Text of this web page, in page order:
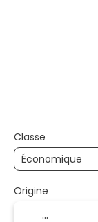
Classe
Origine